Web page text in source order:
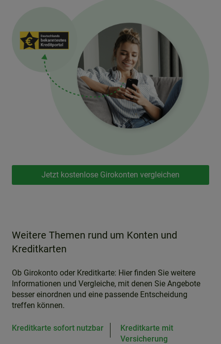
Jetzt kostenlose Girokonten vergleichen
Weitere Themen rund um Konten und
Kreditkarten
Ob Girokonto oder Kreditkarte: Hier finden Sie weitere
Informationen und Vergleiche, mit denen Sie Angebote
besser einordnen und eine passende Entscheidung
treffen können.
Kreditkarte sofort nutzbar
Kreditkarte mit
Versicherung